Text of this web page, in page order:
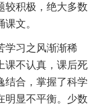
较积极，绝大多数
文。
习之风渐渐稀
课不认真，课后死
结合，掌握了科学
明显不平衡。少数